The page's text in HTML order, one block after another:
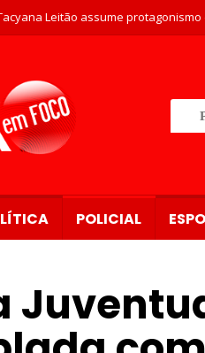
Leitão assume
POLICIAL